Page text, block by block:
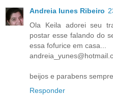
Andreia Iunes Ribeiro
Ola Keila adorei seu
postar esse falando do
essa fofurice em casa...
beijos e parabens
Responder